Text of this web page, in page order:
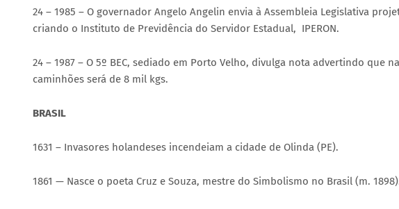
24 – 1985 – O governador Angelo Angelin envia à Assembleia Legislativa
criando o Instituto de Previdência do Servidor Estadual, IPERON.
24 – 1987 – O 5º BEC, sediado em Porto Velho, divulga nota advertindo que
caminhões será de 8 mil kgs.
BRASIL
1631 – Invasores holandeses incendeiam a cidade de Olinda (PE).
1861 — Nasce o poeta Cruz e Souza, mestre do Simbolismo no Brasil (m.